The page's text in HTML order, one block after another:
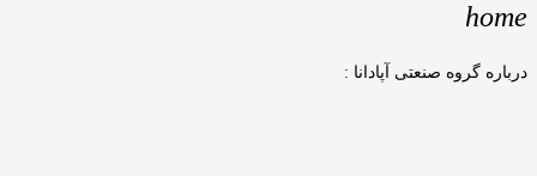
home
درباره گروه صنعتی آپادانا :